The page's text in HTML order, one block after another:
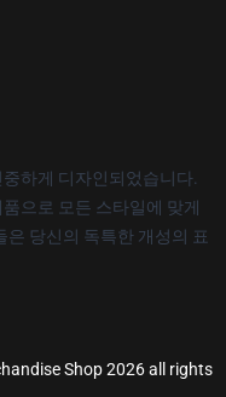
하게 디자인되었습니다.
으로 모든 스타일에 맞게
당신의 독특한 개성의 표
Shop 2026 all rights